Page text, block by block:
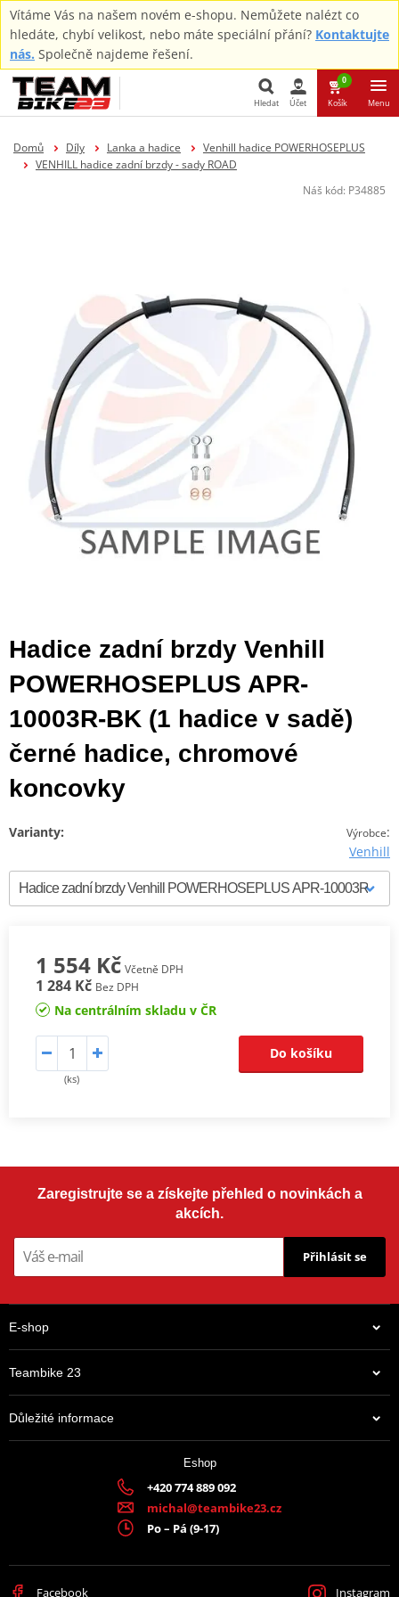
Vítáme Vás na našem novém e-shopu. Nemůžete nalézt co
hledáte, chybí velikost, nebo máte speciální přání? Kontaktujte
nás. Společně najdeme řešení.
Hledat
Hledat Účet
0
Košík Menu
Domů Díly Lanka a hadice
Venhill hadice POWERHOSEPLUS
VENHILL hadice zadní brzdy - sady ROAD
Náš kód: P34885
Hadice zadní brzdy Venhill
POWERHOSEPLUS APR-
10003R-BK (1 hadice v sadě)
černé hadice, chromové
koncovky
Výrobce:
Venhill
Varianty:
1 554 Kč Včetně DPH
1 284 Kč Bez DPH
Na centrálním skladu v ČR
(ks)
Do košíku
Zaregistrujte se a získejte přehled o novinkách a
akcích.
Přihlásit se
E-shop
Teambike 23
Důležité informace
Eshop
+420 774 889 092
michal@teambike23.cz
Po – Pá (9-17)
Facebook Instagram